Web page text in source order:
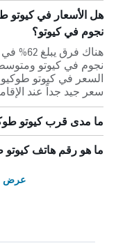
نجوم في كيوتو؟
نجوم في كيوتو
سعر جيد جداً عند
ما مدى قرب كيوتو
ما هو رقم هاتف كيوتو
عرض